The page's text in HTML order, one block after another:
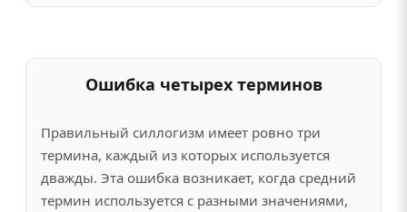
Ошибка четырех терминов
Правильный силлогизм имеет ровно три
термина, каждый из которых используется
дважды. Эта ошибка возникает, когда средний
термин используется с разными значениями,